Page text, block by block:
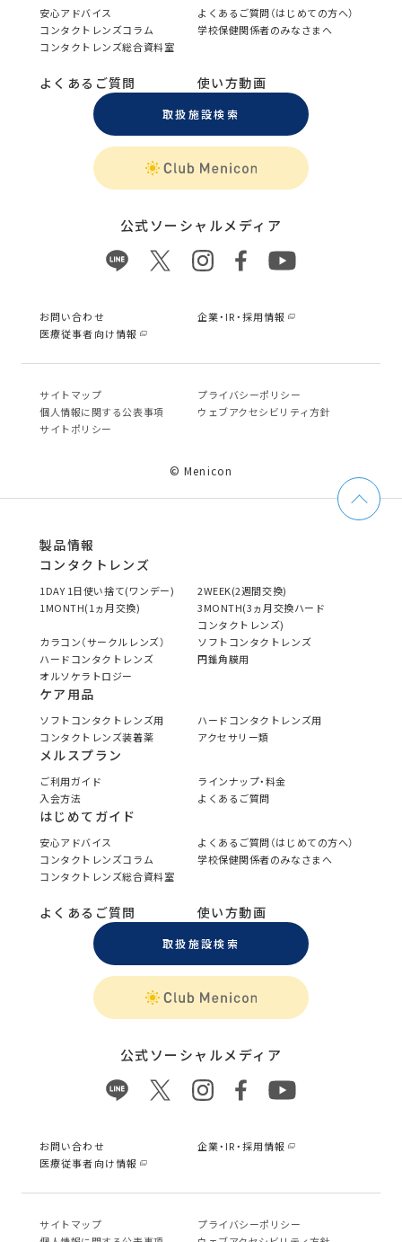
安心アドバイス
よくあるご質問（はじめての方へ）
コンタクトレンズコラム
学校保健関係者のみなさまへ
コンタクトレンズ総合資料室
よくあるご質問 使い方動画
取扱施設検索
公式ソーシャルメディア
お問い合わせ
企業・IR・採用情報
医療従事者向け情報
サイトマップ
プライバシーポリシー
個⼈情報に関する公表事項
ウェブアクセシビリティ方針
サイトポリシー
© Menicon
製品情報
コンタクトレンズ
1DAY 1日使い捨て(ワンデー)
2WEEK(2週間交換)
1MONTH(1ヵ月交換)
3MONTH(3ヵ月交換ハード
コンタクトレンズ)
カラコン（サークルレンズ）
ソフトコンタクトレンズ
ハードコンタクトレンズ
円錐角膜用
オルソケラトロジー
ケア用品
ソフトコンタクトレンズ用
ハードコンタクトレンズ用
コンタクトレンズ装着薬
アクセサリー類
メルスプラン
ご利用ガイド
ラインナップ・料金
入会方法
よくあるご質問
はじめてガイド
安心アドバイス
よくあるご質問（はじめての方へ）
コンタクトレンズコラム
学校保健関係者のみなさまへ
コンタクトレンズ総合資料室
よくあるご質問 使い方動画
取扱施設検索
公式ソーシャルメディア
お問い合わせ
企業・IR・採用情報
医療従事者向け情報
サイトマップ
プライバシーポリシー